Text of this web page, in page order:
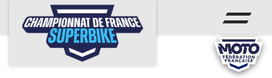
ACCUEIL
CHAMPIONNAT